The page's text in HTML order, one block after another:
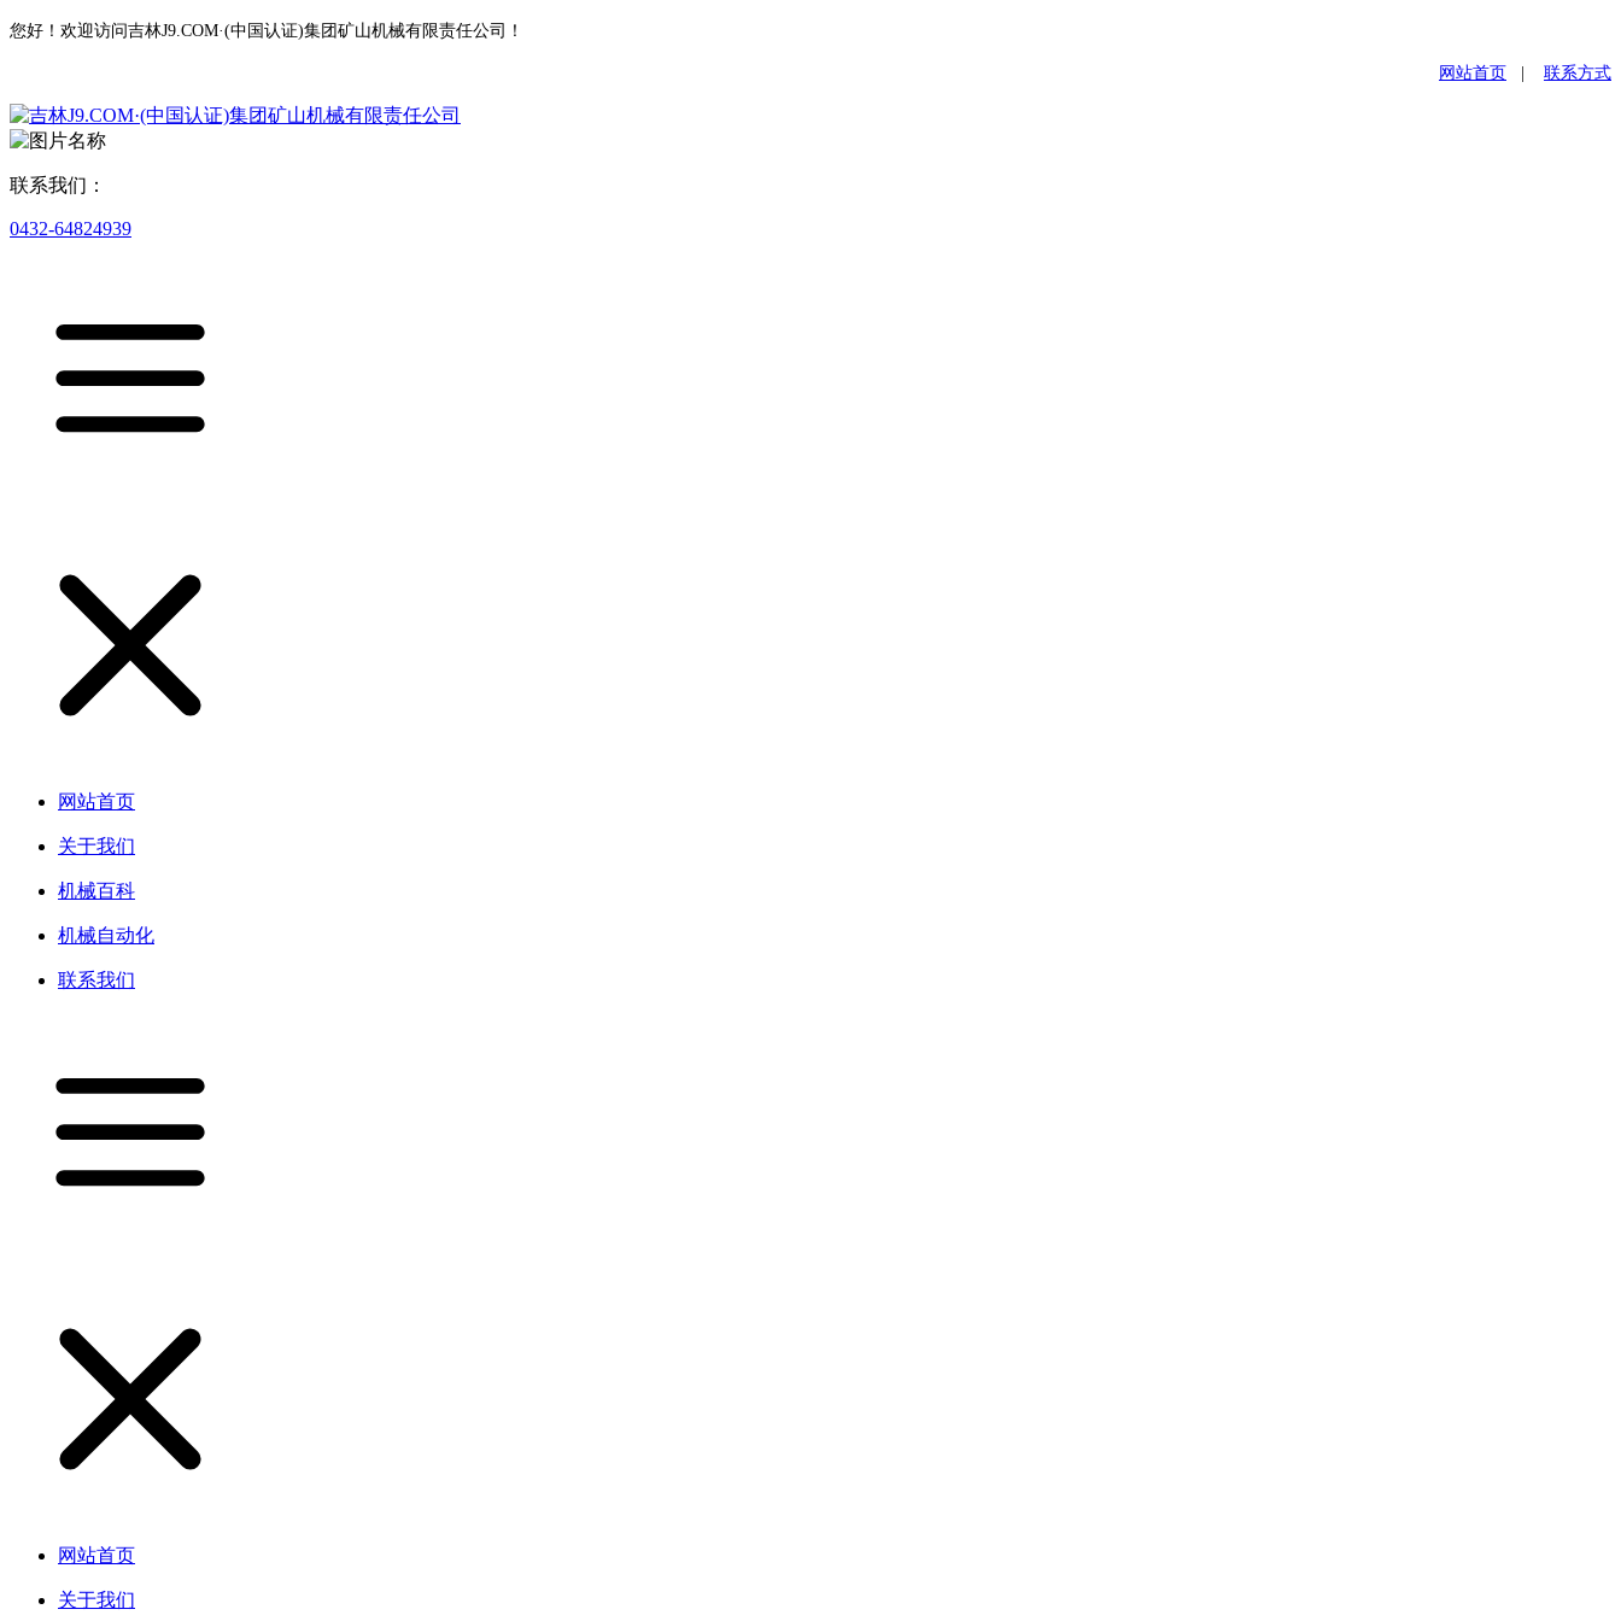
您好！欢迎访问吉林J9.COM·(中国认证)集团矿山机械有限责任公司！
网站首页 联系方式
联系我们：
0432-64824939
网站首页
关于我们
机械百科
机械自动化
联系我们
网站首页
关于我们